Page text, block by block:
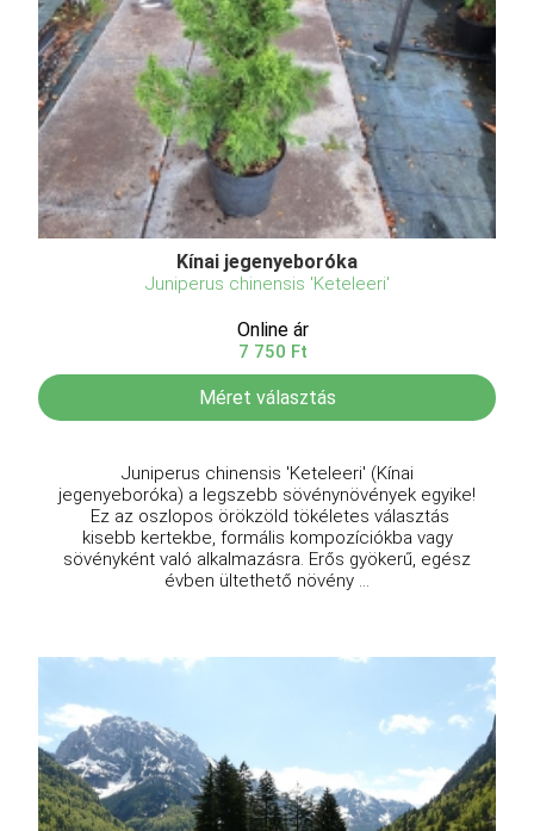
Kínai jegenyeboróka
Juniperus chinensis 'Keteleeri'
Online ár
7 750 Ft
Méret választás
Juniperus chinensis 'Keteleeri' (Kínai
jegenyeboróka) a legszebb sövénynövények egyike!
Ez az oszlopos örökzöld tökéletes választás
kisebb kertekbe, formális kompozíciókba vagy
sövényként való alkalmazásra. Erős gyökerű, egész
évben ültethető növény ...